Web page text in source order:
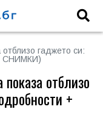
гаджето си:
СНИМКИ)
отблизо
+